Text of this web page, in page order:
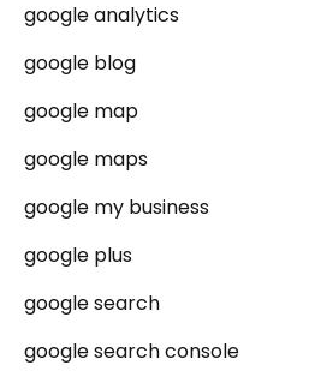
google analytics
google blog
google map
google maps
google my business
google plus
google search
google search console